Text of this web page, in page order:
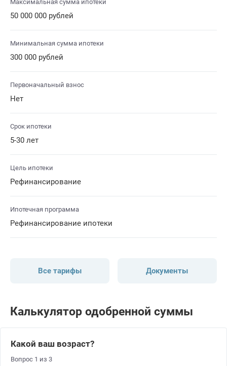
Максимальная сумма ипотеки
50 000 000 рублей
Минимальная сумма ипотеки
300 000 рублей
Первоначальный взнос
Нет
Срок ипотеки
5-30 лет
Цель ипотеки
Рефинансирование
Ипотечная программа
Рефинансирование ипотеки
Все тарифы Документы
Калькулятор одобренной суммы
Какой ваш возраст?
Вопрос 1 из 3